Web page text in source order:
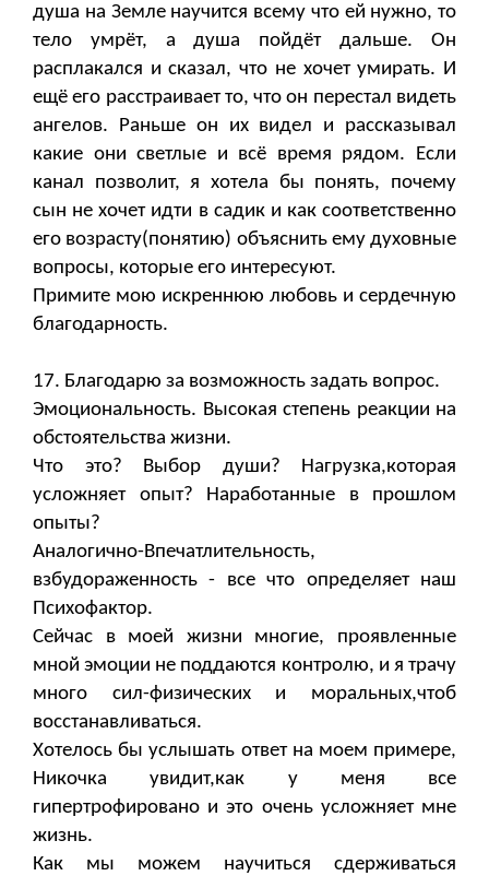
душа на Земле научится всему что ей нужно, то
тело умрёт, а душа пойдёт дальше. Он
расплакался и сказал, что не хочет умирать. И
ещё его расстраивает то, что он перестал видеть
ангелов. Раньше он их видел и рассказывал
какие они светлые и всё время рядом. Если
канал позволит, я хотела бы понять, почему
сын не хочет идти в садик и как соответственно
его возрасту(понятию) объяснить ему духовные
вопросы, которые его интересуют.
Примите мою искреннюю любовь и сердечную
благодарность.
17. Благодарю за возможность задать вопрос.
Эмоциональность. Высокая степень реакции на
обстоятельства жизни.
Что это? Выбор души? Нагрузка,которая
усложняет опыт? Наработанные в прошлом
опыты?
Аналогично-Впечатлительность,
взбудораженность - все что определяет наш
Психофактор.
Сейчас в моей жизни многие, проявленные
мной эмоции не поддаются контролю, и я трачу
много сил-физических и моральных,чтоб
восстанавливаться.
Хотелось бы услышать ответ на моем примере,
Никочка увидит,как у меня все
гипертрофировано и это очень усложняет мне
жизнь.
Как мы можем научиться сдерживаться